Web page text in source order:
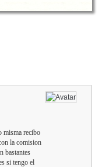
misma recibo
la comision
bastantes
si tengo el